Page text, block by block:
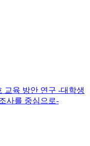
교육 방안 연구 -대학생
사를 중심으로-